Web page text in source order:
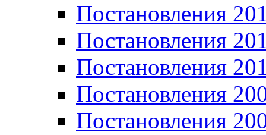
Постановления
Постановления
Постановления
Постановления
Постановления